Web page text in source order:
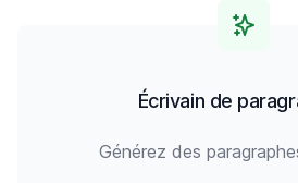
Écrivain de
Générez des